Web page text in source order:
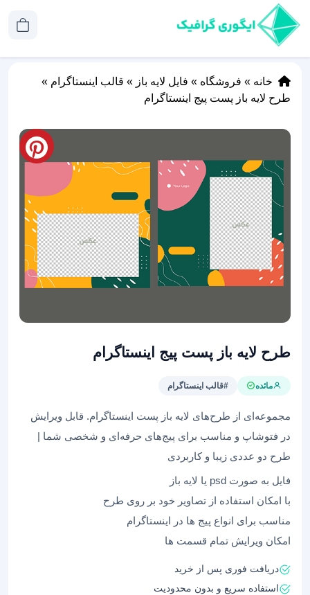
خانه » فروشگاه » فایل لایه باز » قالب اینستاگرام »
طرح لایه باز پست پیج اینستاگرام
طرح لایه باز پست پیج اینستاگرام
مائده #قالب اینستاگرام
مجموعه‌ای از طرح‌های لایه باز پست اینستاگرام. قابل ویرایش
در فتوشاپ و مناسب برای پیج‌های حرفه‌ای و شخصی شما |
طرح دو عددی زیبا و کاربردی
فایل به صورت psd یا لایه باز
با امکان استفاده از تصاویر خود بر روی طرح
مناسب برای انواع پیج ها در اینستاگرام
امکان ویرایش تمام قسمت ها
دریافت فوری پس از خرید
استفاده سریع و بدون محدودیت